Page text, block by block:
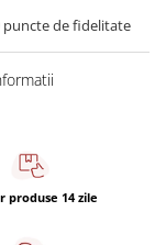
puncte de fidelitate
produse 14 zile